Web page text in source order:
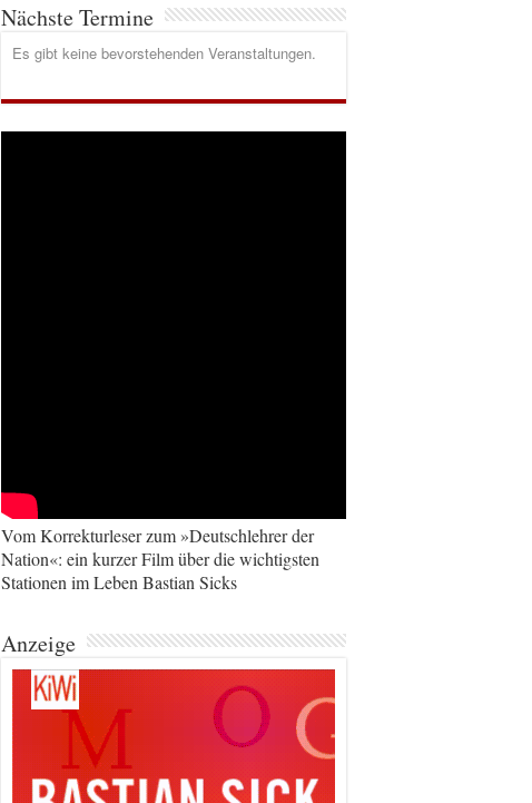
Nächste Termine
Es gibt keine bevorstehenden Veranstaltungen.
Vom Korrekturleser zum »Deutschlehrer der
Nation«: ein kurzer Film über die wichtigsten
Stationen im Leben Bastian Sicks
Anzeige